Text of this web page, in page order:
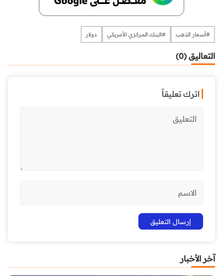
#أسعار الذهب #البنك المركزي الأمريكي دولار
التعاليق (0)
اترك تعليقاً
آخر الأخبار